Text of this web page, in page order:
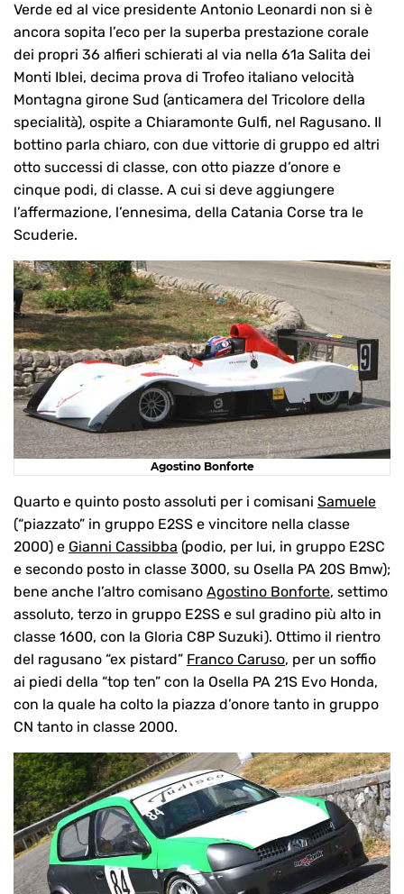
Verde ed al vice presidente Antonio Leonardi non si è
ancora sopita l’eco per la superba prestazione corale
dei propri 36 alfieri schierati al via nella 61a Salita dei
Monti Iblei, decima prova di Trofeo italiano velocità
Montagna girone Sud (anticamera del Tricolore della
specialità), ospite a Chiaramonte Gulfi, nel Ragusano. Il
bottino parla chiaro, con due vittorie di gruppo ed altri
otto successi di classe, con otto piazze d’onore e
cinque podi, di classe. A cui si deve aggiungere
l’affermazione, l’ennesima, della Catania Corse tra le
Scuderie.
Agostino Bonforte
Quarto e quinto posto assoluti per i comisani Samuele
(“piazzato” in gruppo E2SS e vincitore nella classe
2000) e Gianni Cassibba (podio, per lui, in gruppo E2SC
e secondo posto in classe 3000, su Osella PA 20S Bmw);
bene anche l’altro comisano Agostino Bonforte, settimo
assoluto, terzo in gruppo E2SS e sul gradino più alto in
classe 1600, con la Gloria C8P Suzuki). Ottimo il rientro
del ragusano “ex pistard” Franco Caruso, per un soffio
ai piedi della “top ten” con la Osella PA 21S Evo Honda,
con la quale ha colto la piazza d’onore tanto in gruppo
CN tanto in classe 2000.